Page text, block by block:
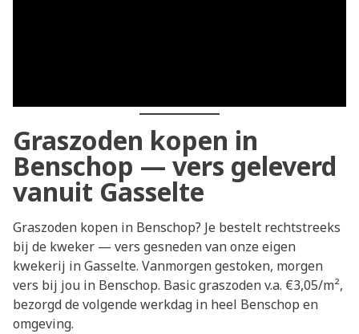
Graszoden kopen in
Benschop — vers geleverd
vanuit Gasselte
Graszoden kopen in Benschop? Je bestelt rechtstreeks
bij de kweker — vers gesneden van onze eigen
kwekerij in Gasselte. Vanmorgen gestoken, morgen
vers bij jou in Benschop. Basic graszoden v.a. €3,05/m²,
bezorgd de volgende werkdag in heel Benschop en
omgeving.